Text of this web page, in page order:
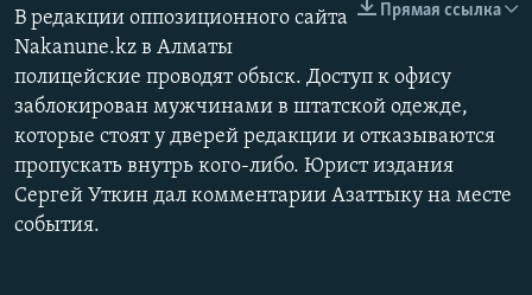
Прямая ссылка
В редакции оппозиционного сайта
Nakanune.kz в Алматы
полицейские проводят обыск. Доступ к офису
заблокирован мужчинами в штатской одежде,
которые стоят у дверей редакции и отказываются
пропускать внутрь кого-либо. Юрист издания
Сергей Уткин дал комментарии Азаттыку на месте
события.